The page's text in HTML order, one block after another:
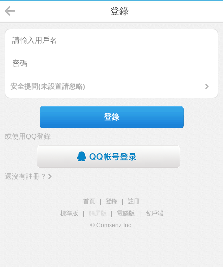
登錄
安全提問(未設置請忽略)
登錄
或使用QQ登錄
還沒有註冊？
首頁 登錄
註冊
標準版
觸屏版 電腦版
客戶端
© Comsenz Inc.